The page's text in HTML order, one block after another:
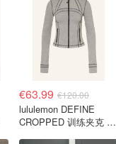
€63.99 €120.00
lululemon DEFINE
CROPPED 训练夹克 灰